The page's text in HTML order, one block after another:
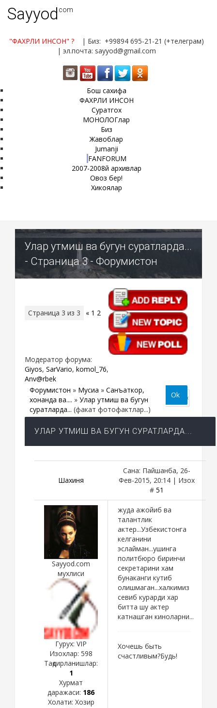
Sayyod.com
"ФАХРЛИ ИНСОН" ?
| Биз: +99894 695-21-21 (+телеграм)
| эл.почта: sayyod@gmail.com
Бош сахифа
ФАХРЛИ ИНСОН
Суратгох
МОНОЛОГлар
Биз
Жавоблар
Jumanji
FANFORUM
2007-2008й архивлар
Овоз бер!
Хикоялар
Улар утмиш ва бугун суратларда...
- Страница 3 - Форумистон
Страница 3 из 3 « 1 2
Модератор форума:
Giyos, SarVario, komol_76,
Anv@rbek
Форумистон » Мусиқа » Санъаткор,
хонанда ва.... » Улар утмиш ва бугун
суратларда... (факат фотофактлар...)
УЛАР УТМИШ ВА БУГУН СУРАТЛАРДА...
Шахиня
Сана: Пайшанба, 26-
Фев-2015, 20:14 | Изох
# 51
Sayyod.com
мухлиси
Гурух: VIP
Изохлар: 598
Тақдирланишлар:
1
Хурмат
даражаси: 186
Холати: Хозир
жуда ажойиб ва
талантлик
актер...Узбекистонга
келганини
эслайман...ушинга
политбюро биринчи
секретарини хам
бунаканги кутиб
олишмаган...халкимиз
севиб курарди хар
битта шу актер
катнашган киноларни...
Хочешь быть
счастливым?Будь!